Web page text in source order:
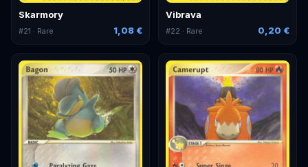
Skarmory
#21 · Rare 1,08 €
Vibrava
#22 · Rare 0,20 €